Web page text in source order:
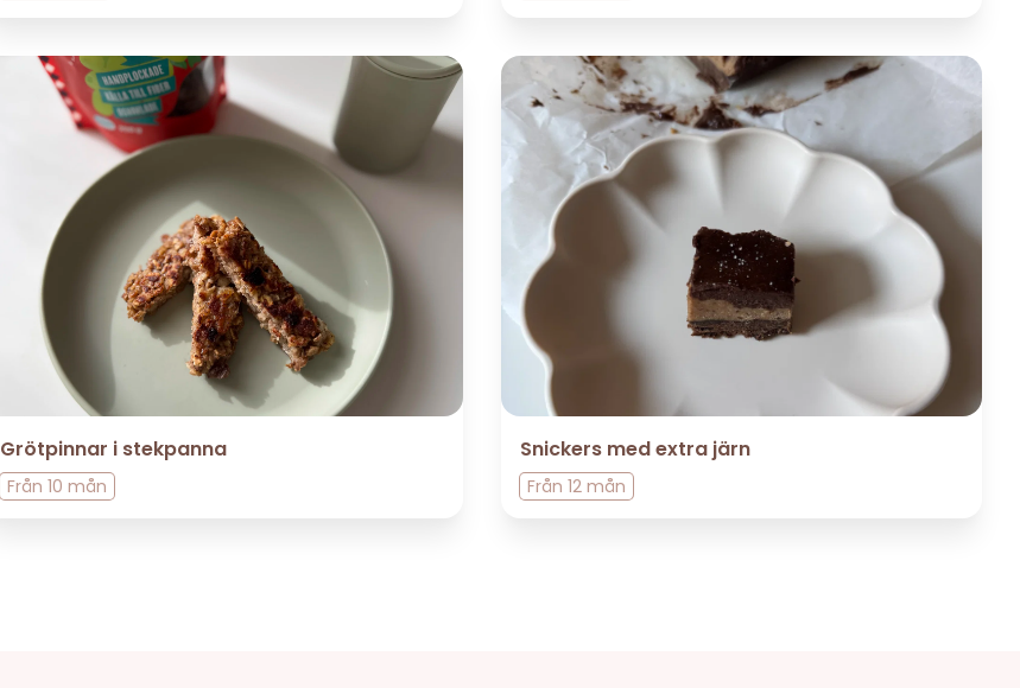
Grötpinnar i stekpanna
Från10 mån
Snickers med extra järn
Från 12 mån